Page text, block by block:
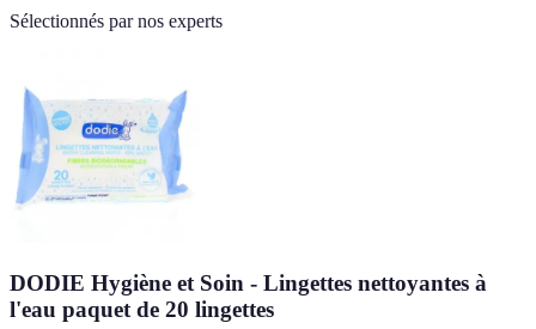
Sélectionnés par nos experts
DODIE Hygiène et Soin - Lingettes nettoyantes à
l'eau paquet de 20 lingettes